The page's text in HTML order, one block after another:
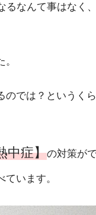
るなんて事はなく
のでは？というく
中症】の対策が
ています。